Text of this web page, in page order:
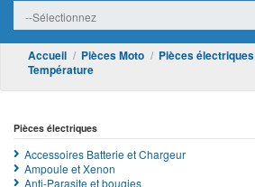
Accueil Pièces Moto Pièces électriques
Température
Pièces électriques
Accessoires Batterie et Chargeur
Ampoule et Xenon
Anti-Parasite et bougies